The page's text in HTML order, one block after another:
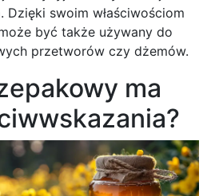
swoim właściwościom
być także używany do
przetworów czy dżemów.
ma